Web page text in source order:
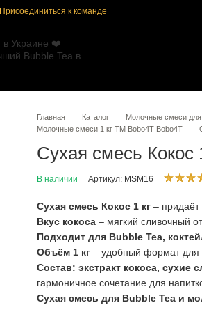
Присоединиться к команде
Главная Каталог Молочные смеси для
Молочные смеси 1 кг ТМ Bobo4T Bobo4T
Сухая смесь Кокос
В наличии Артикул: MSM16
Сухая смесь Кокос 1 кг – придаёт
Вкус кокоса – мягкий сливочный
Подходит для Bubble Tea,
Объём 1 кг – удобный формат для
Состав: экстракт кокоса, сухие
гармоничное сочетание для
Сухая смесь для Bubble Tea и